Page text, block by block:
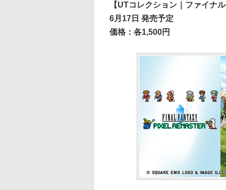
【UTコレクション｜ファイナ
6月17日 発売予定
価格：各1,500円